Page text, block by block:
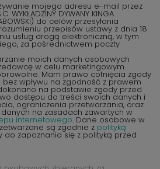
mojego adresu e-mail przez
WYKŁADZINY DYWANY KINGA
do celów przesyłania
przepisów ustawy z dnia 18
usług drogą elektroniczną, w tym
za pośrednictwem poczty
moich danych osobowych
w celu marketingowym.
Mam prawo cofnięcia zgody
wpływu na zgodność z prawem
na podstawie zgody przed
dostępu do treści swoich danych i
ograniczenia przetwarzania, oraz
na zasadach zawartych w
internetowego. Dane osobowe w
są zgodnie z polityką
do zapoznania się z polityką przed